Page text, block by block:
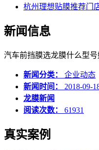
杭州理想贴膜推荐门
新闻信息
汽车前挡膜选龙膜什么型号
新闻分类： 企业动态
新闻时间： 2018-09-
龙膜新闻
阅读次数： 61931
真实案例